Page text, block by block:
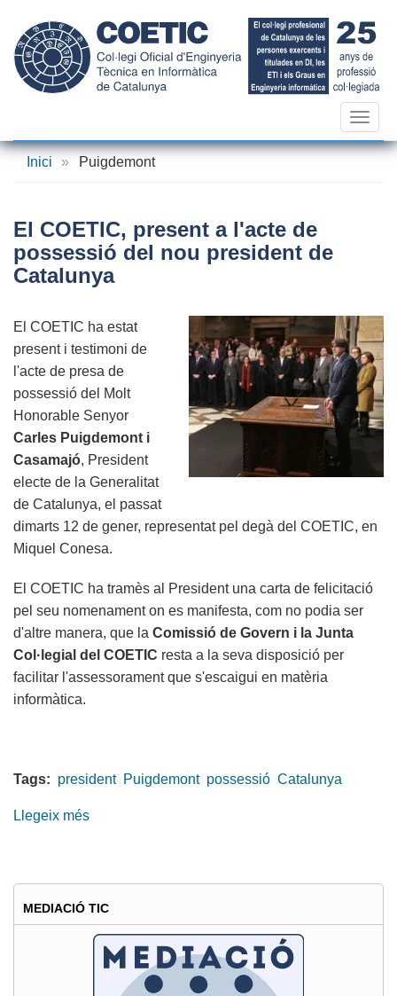
contingut
Inici
» Puigdemont
El COETIC, present a l'acte de
possessió del nou president de
Catalunya
El COETIC ha estat
present i testimoni de
l'acte de presa de
possessió del Molt
Honorable Senyor
Carles Puigdemont i
Casamajó, President
electe de la Generalitat
de Catalunya, el passat
dimarts 12 de gener, representat pel degà del COETIC, en
Miquel Conesa.
El COETIC ha tramès al President una carta de felicitació
pel seu nomenament on es manifesta, com no podia ser
d'altre manera, que la Comissió de Govern i la Junta
Col·legial del COETIC resta a la seva disposició per
facilitar l'assessorament que s'escaigui en matèria
informàtica.
Tags: president Puigdemont possessió Catalunya
Llegeix més
present
a
l'acte
de
possessió
MEDIACIÓ TIC